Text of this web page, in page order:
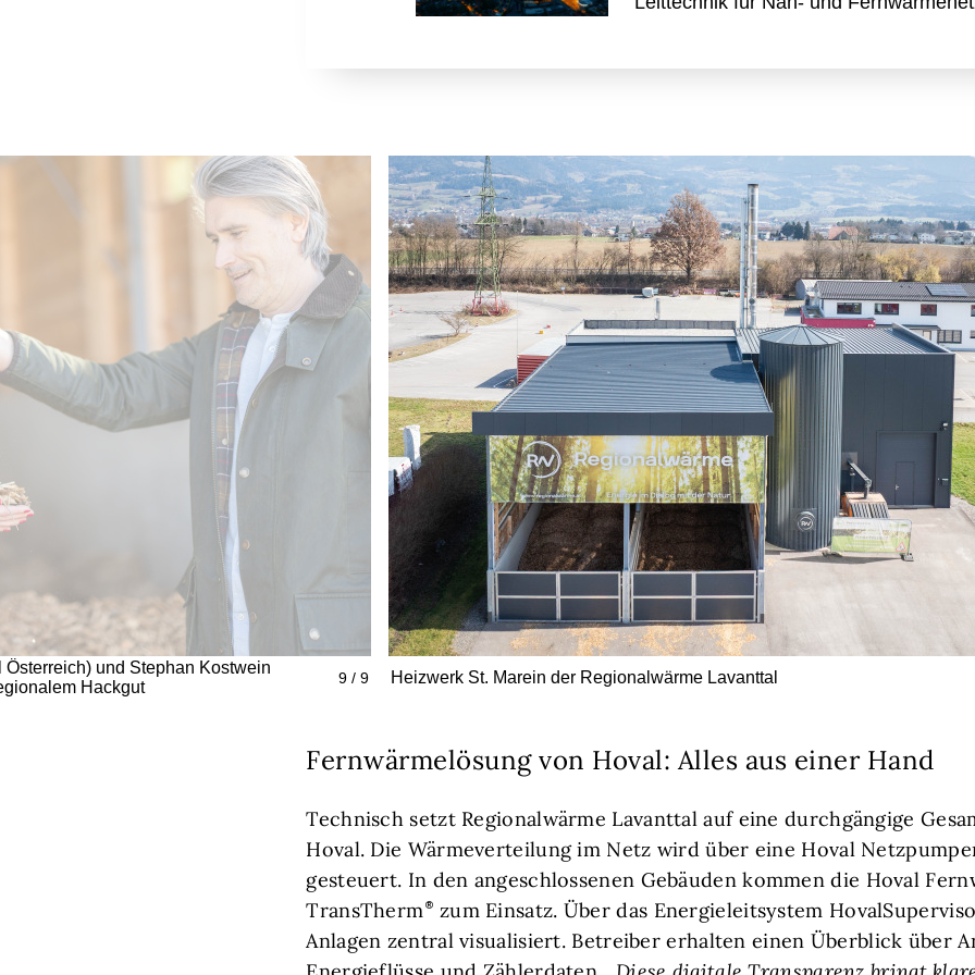
9 / 9
und Stephan Kostwein
Hackgut
Heizwerk St. Marein der Regionalwärme Lavanttal
Fernwärmelösung von Hoval: Alles aus einer Hand
Technisch setzt Regionalwärme Lavanttal auf eine durchgängige
Hoval. Die Wärmeverteilung im Netz wird über eine Hoval
gesteuert. In den angeschlossenen Gebäuden kommen die Hoval
TransTherm
zum Einsatz. Über das Energieleitsystem
Anlagen zentral visualisiert. Betreiber erhalten einen Überblick über